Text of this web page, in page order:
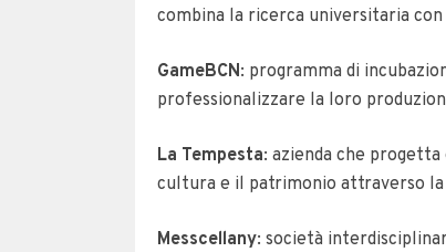
combina la ricerca universitaria
GameBCN: programma di
professionalizzare la loro
La Tempesta: azienda che
cultura e il patrimonio attraverso
Messcellany: società